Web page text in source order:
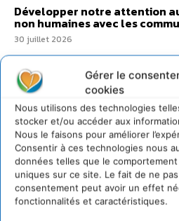
Gérer le
cookies
Nous utilisons des technologies
stocker et/ou accéder aux
Nous le faisons pour améliorer
Consentir à ces technologies nous
données telles que le
uniques sur ce site. Le fait de ne
consentement peut avoir un effet
fonctionnalités et caractéristiques.
Développer notre attention
non humaines avec les
30 juillet 2026
Un kit citoyen pour lever les
développement des forêts
villes
L’éco-anxiété informe et
28 juillet 2026
7 indicateurs pour des villes
adaptées au changement
27 juillet 2026